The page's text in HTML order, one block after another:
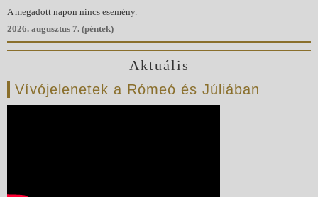
A megadott napon nincs esemény.
2026. augusztus 7. (péntek)
Aktuális
Vívójelenetek a Rómeó és Júliában